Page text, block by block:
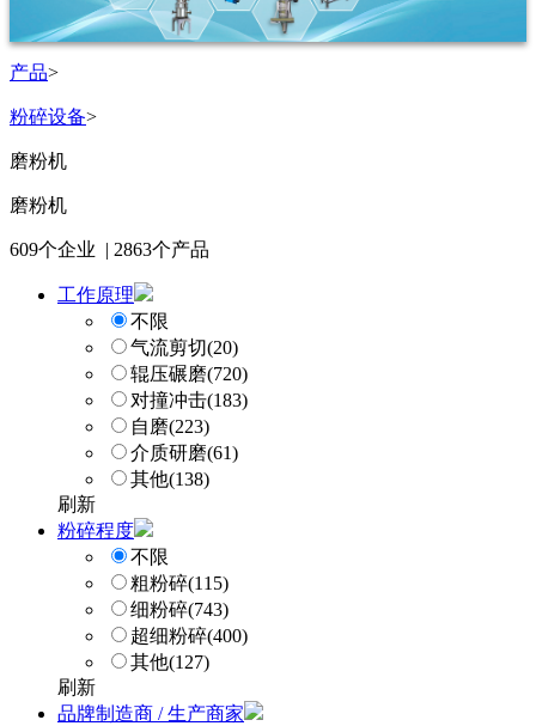
产品>
粉碎设备>
磨粉机
磨粉机
609个企业 | 2863个产品
工作原理
不限
气流剪切(20)
辊压碾磨(720)
对撞冲击(183)
自磨(223)
介质研磨(61)
其他(138)
刷新
粉碎程度
不限
粗粉碎(115)
细粉碎(743)
超细粉碎(400)
其他(127)
刷新
品牌制造商 / 生产商家